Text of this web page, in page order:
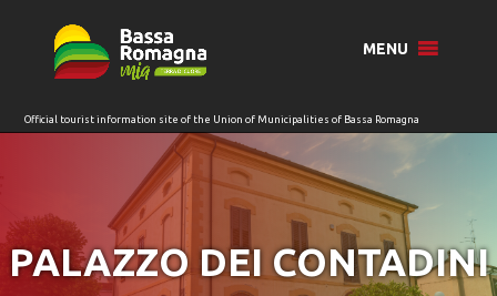
MENU
PALAZZO DEI CONTADINI